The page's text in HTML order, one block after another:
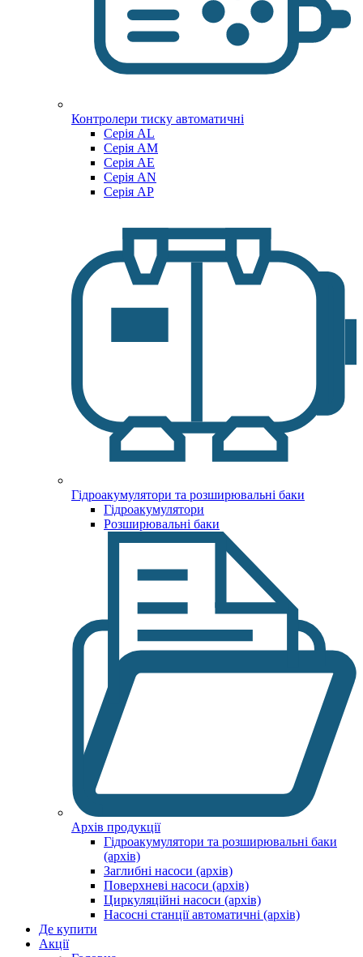
Контролери тиску автоматичні
Cерія AL
Cерія AM
Серія AE
Серія AN
Серія AP
Гідроакумулятори та розширювальні баки
Гідроакумулятори
Розширювальні баки
Архів продукції
Гідроакумулятори та розширювальні баки
(архів)
Заглибні насоси (архів)
Поверхневі насоси (архів)
Циркуляційні насоси (архів)
Насосні станції автоматичні (архів)
Де купити
Акції